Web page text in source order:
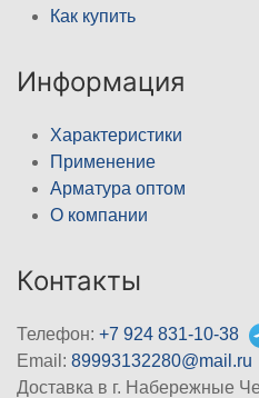
Как купить
Информация
Характеристики
Применение
Арматура оптом
О компании
Контакты
Телефон: +7 924 831-10-38
Email: 89993132280@mail.ru
Доставка в г. Набережные